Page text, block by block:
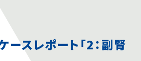
の画像診断Q&A
医師のためのCT講座
スレポート「2：副腎